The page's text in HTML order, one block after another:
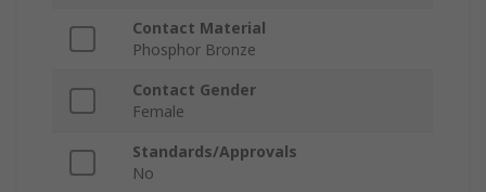
Contact Material
Phosphor Bronze
Contact Gender
Female
Standards/Approvals
No